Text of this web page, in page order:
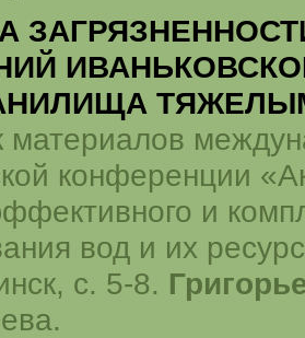
материалов
конференции
и
вод и их
с. 5-8.